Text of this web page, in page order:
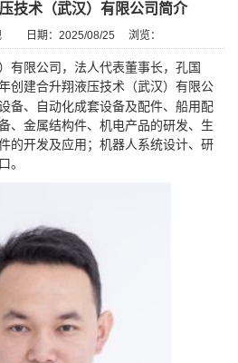
技术（武汉）有限公司简介
日期：2025/08/25 浏览：
有限公司，法人代表董事长，孔国
创建合升翔液压技术（武汉）有限公
备、自动化成套设备及配件、船用配
、金属结构件、机电产品的研发、生
的开发及应用；机器人系统设计、研
。